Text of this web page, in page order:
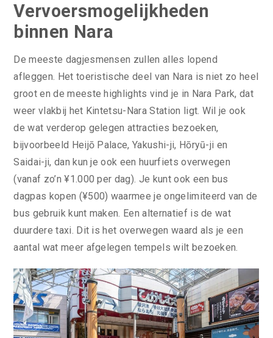
Vervoersmogelijkheden
binnen Nara
De meeste dagjesmensen zullen alles lopend
afleggen. Het toeristische deel van Nara is niet zo heel
groot en de meeste highlights vind je in Nara Park, dat
weer vlakbij het Kintetsu-Nara Station ligt. Wil je ook
de wat verderop gelegen attracties bezoeken,
bijvoorbeeld Heijō Palace, Yakushi-ji, Hōryū-ji en
Saidai-ji, dan kun je ook een huurfiets overwegen
(vanaf zo’n ¥1.000 per dag). Je kunt ook een bus
dagpas kopen (¥500) waarmee je ongelimiteerd van de
bus gebruik kunt maken. Een alternatief is de wat
duurdere taxi. Dit is het overwegen waard als je een
aantal wat meer afgelegen tempels wilt bezoeken.